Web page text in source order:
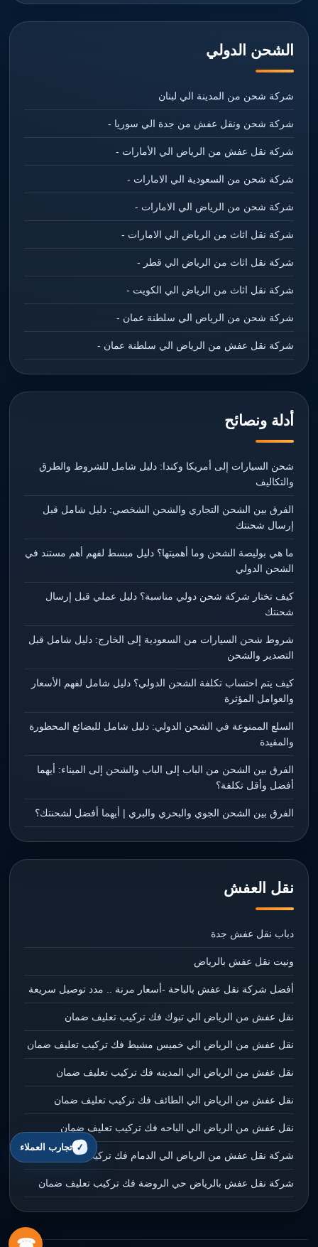
الشحن الدولي
شركة شحن من المدينة الي لبنان
شركة شحن ونقل عفش من جدة الي سوريا -
شركة نقل عفش من الرياض الي الأمارات -
شركة شحن من السعودية الي الامارات -
شركة شحن من الرياض الي الامارات -
شركة نقل اثاث من الرياض الي الامارات -
شركة نقل اثاث من الرياض الي قطر -
شركة نقل اثاث من الرياض الي الكويت -
شركة شحن من الرياض الي سلطنة عمان -
شركة نقل عفش من الرياض الي سلطنة عمان -
أدلة ونصائح
شحن السيارات إلى أمريكا وكندا: دليل شامل للشروط والطرق
والتكاليف
الفرق بين الشحن التجاري والشحن الشخصي: دليل شامل قبل
إرسال شحنتك
ما هي بوليصة الشحن وما أهميتها؟ دليل مبسط لفهم أهم مستند في
الشحن الدولي
كيف تختار شركة شحن دولي مناسبة؟ دليل عملي قبل إرسال
شحنتك
شروط شحن السيارات من السعودية إلى الخارج: دليل شامل قبل
التصدير والشحن
كيف يتم احتساب تكلفة الشحن الدولي؟ دليل شامل لفهم الأسعار
والعوامل المؤثرة
السلع الممنوعة في الشحن الدولي: دليل شامل للبضائع المحظورة
والمقيدة
الفرق بين الشحن من الباب إلى الباب والشحن إلى الميناء: أيهما
أفضل وأقل تكلفة؟
الفرق بين الشحن الجوي والبحري والبري | أيهما أفضل لشحنتك؟
نقل العفش
دباب نقل عفش جدة
ونيت نقل عفش بالرياض
أفضل شركة نقل عفش بالباحة -أسعار مرنة .. مدد توصيل سريعة
نقل عفش من الرياض الي تبوك فك تركيب تعليف ضمان
نقل عفش من الرياض الي خميس مشيط فك تركيب تعليف ضمان
نقل عفش من الرياض الي المدينه فك تركيب تعليف ضمان
نقل عفش من الرياض الي الطائف فك تركيب تعليف ضمان
نقل عفش من الرياض الي الباحه فك تركيب تعليف ضمان
شركة نقل عفش من الرياض الي الدمام فك تركيب تعليف ضمان
شركة نقل عفش بالرياض حي الروضة فك تركيب تعليف ضمان
تجارب العملاء